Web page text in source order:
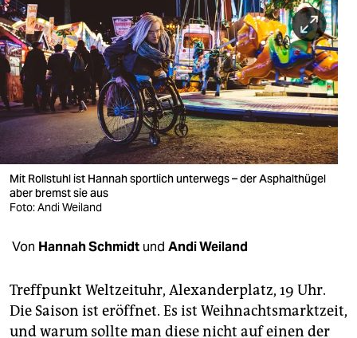
sport
berlin
nord
wahrheit
verlag
verlag
shop
fragen & hilfe
unterstützen
Mit Rollstuhl ist Hannah sportlich unterwegs – der Asphalthügel
aber bremst sie aus
Foto: Andi Weiland
Von Hannah Schmidt und Andi Weiland
Treffpunkt Weltzeituhr, Alexanderplatz, 19 Uhr.
Die Saison ist eröffnet. Es ist Weihnachtsmarktzeit,
und warum sollte man diese nicht auf einen der